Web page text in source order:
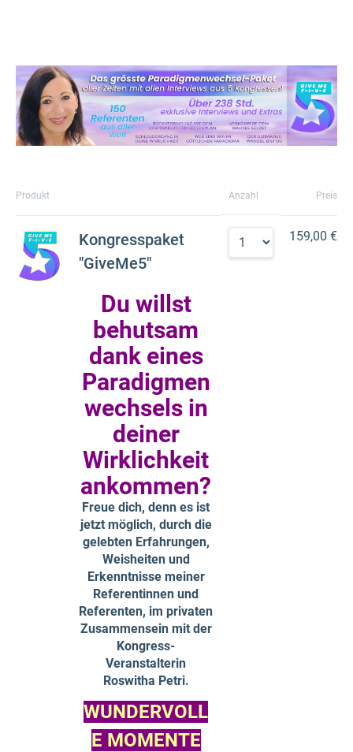
Produkt Anzahl Preis
Kongresspaket
"GiveMe5"
Du willst
behutsam
dank eines
Paradigmen
wechsels in
deiner
Wirklichkeit
ankommen?
Freue dich, denn es ist
jetzt möglich, durch die
gelebten Erfahrungen,
Weisheiten und
Erkenntnisse meiner
Referentinnen und
Referenten, im privaten
Zusammensein mit der
Kongress-
Veranstalterin
Roswitha Petri.
WUNDERVOLL
E MOMENTE
159,00 €